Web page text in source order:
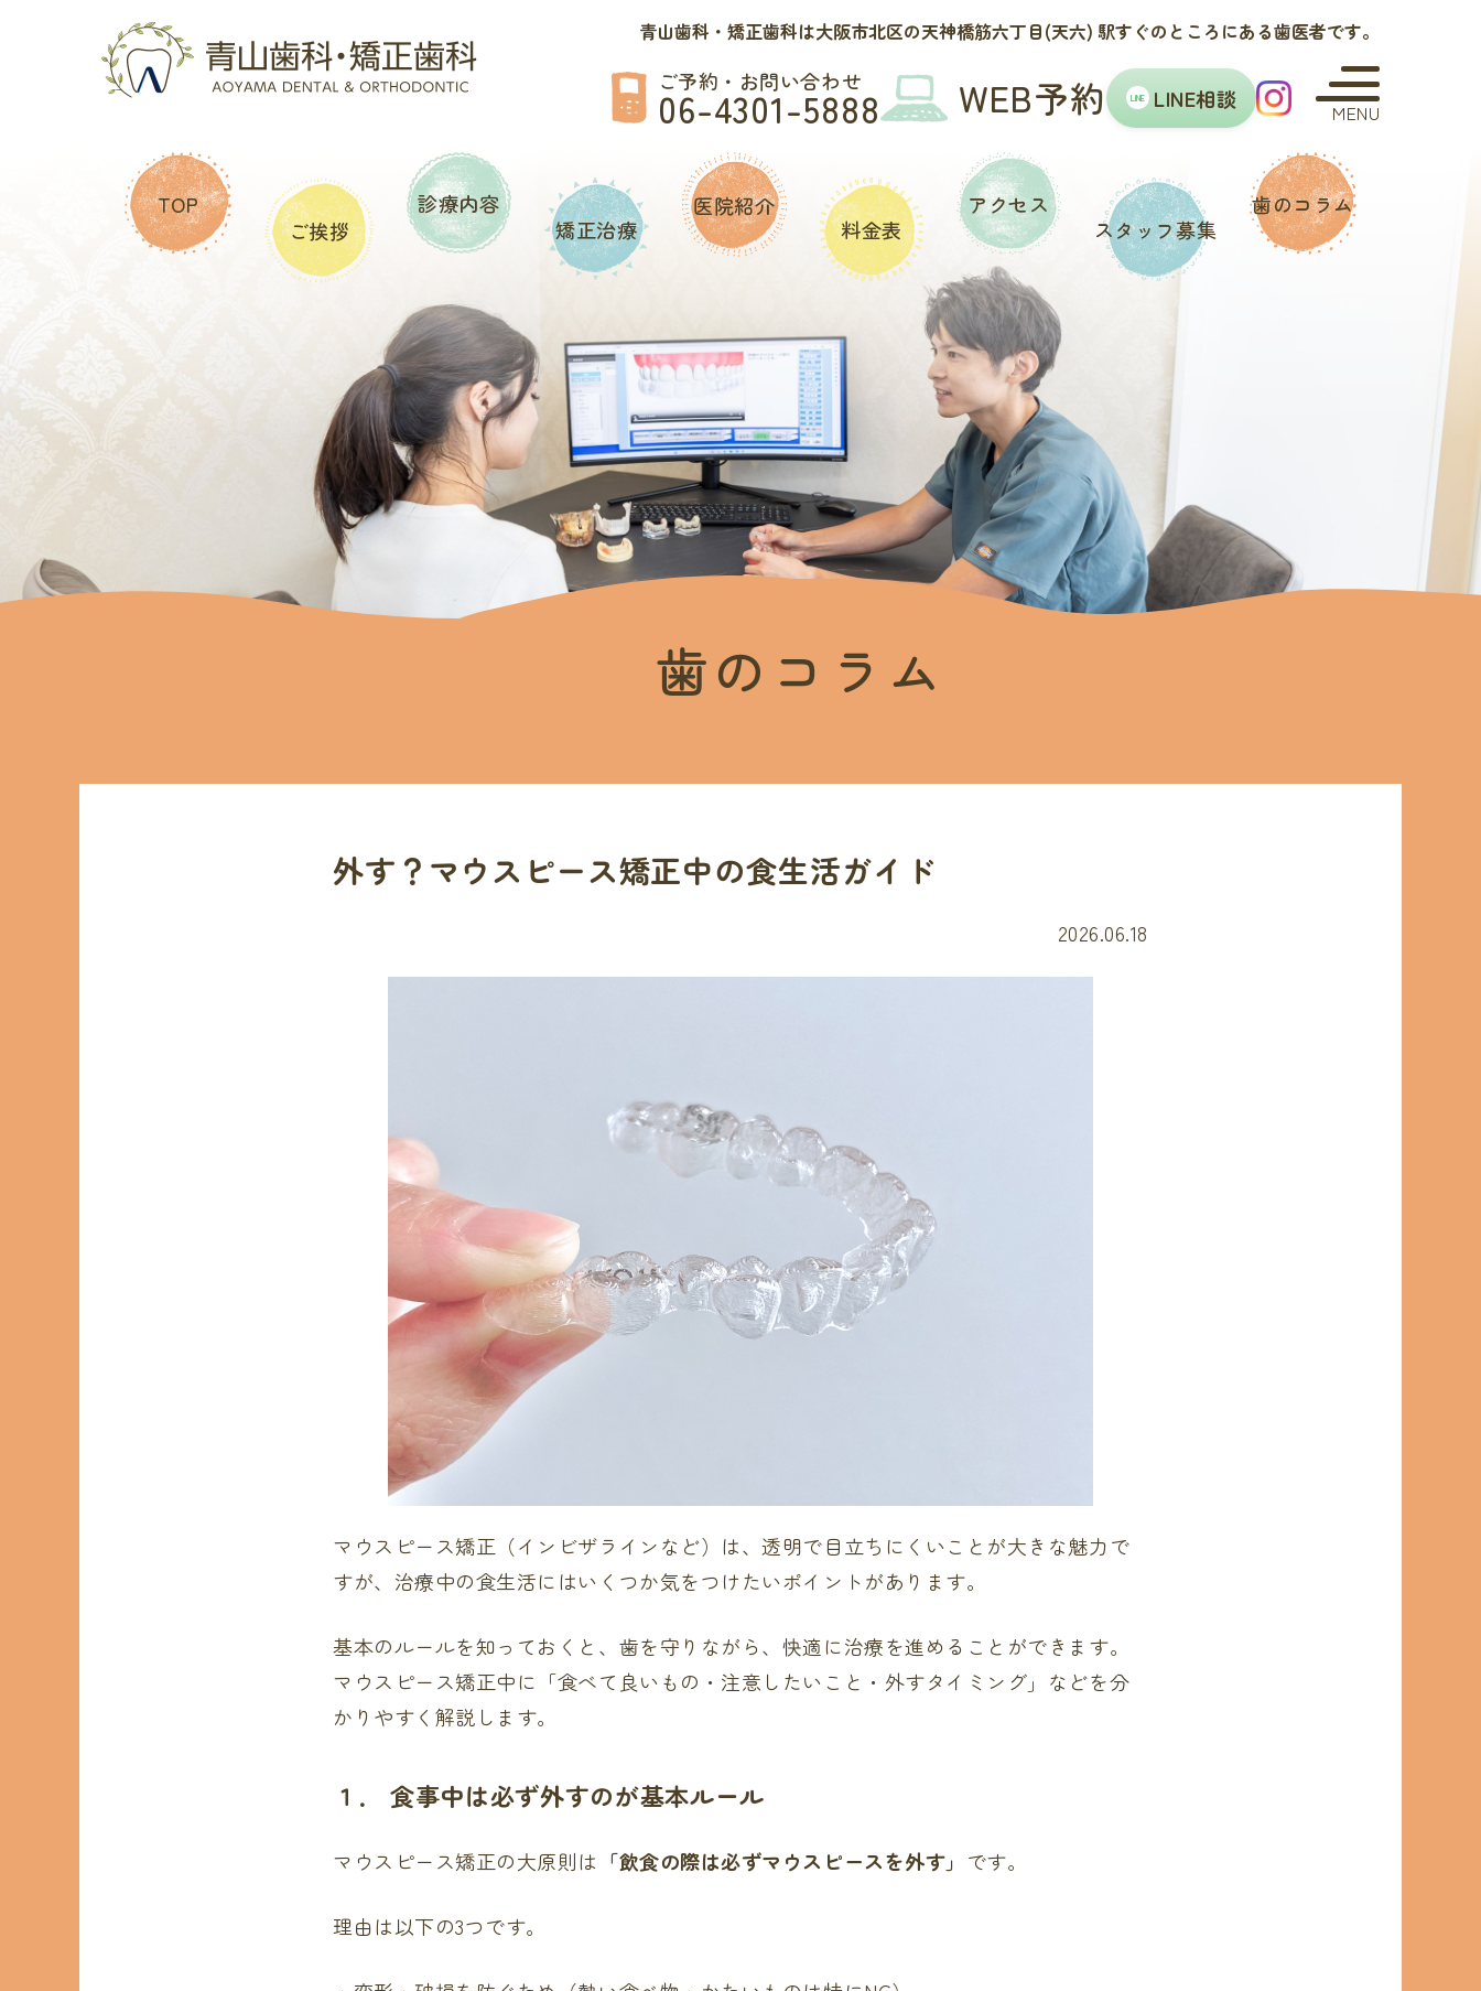
青山歯科・矯正歯科は大阪市北区の天神橋筋六丁目(天六) 駅すぐのところにある歯医者です。
ご予約・お問い合わせ
06-4301-5888 WEB予約 LINE LINE相談
MENU
TOP
ご挨拶
診療内容
矯正治療
医院紹介
料金表
アクセス
スタッフ募集
歯のコラム
歯のコラム
外す？マウスピース矯正中の食生活ガイド
2026.06.18
マウスピース矯正（インビザラインなど）は、透明で目立ちにくいことが大きな魅力で
すが、治療中の食生活にはいくつか気をつけたいポイントがあります。
基本のルールを知っておくと、歯を守りながら、快適に治療を進めることができます。
マウスピース矯正中に「食べて良いもの・注意したいこと・外すタイミング」などを分
かりやすく解説します。
１． 食事中は必ず外すのが基本ルール
マウスピース矯正の大原則は 「飲食の際は必ずマウスピースを外す」 です。
理由は以下の3つです。